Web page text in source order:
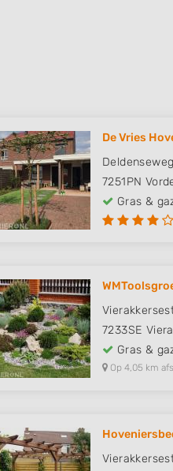
De Vries
7251PN
Gras &
7233SE
Gras &
Op 4,05 km